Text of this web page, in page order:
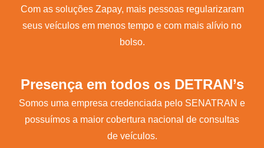
Com as soluções Zapay, mais pessoas regularizaram
seus veículos em menos tempo e com mais alívio no
bolso.
Presença em todos os DETRAN’s
Somos uma empresa credenciada pelo SENATRAN e
possuímos a maior cobertura nacional de consultas
de veículos.